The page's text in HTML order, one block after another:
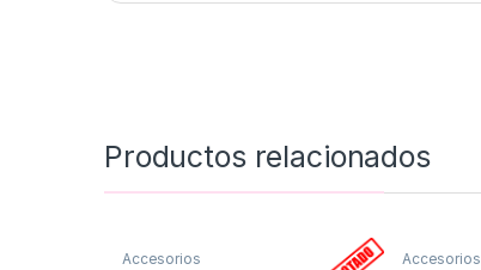
Productos relacionados
Accesorios Accesorios